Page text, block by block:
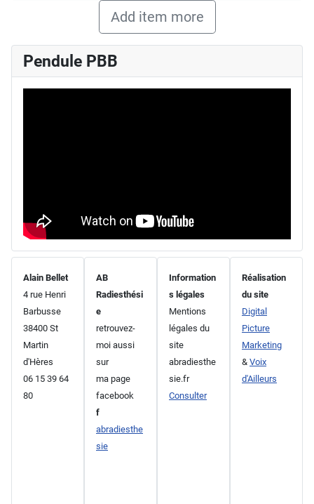
Add item more
Pendule PBB
Alain Bellet
4 rue Henri
Barbusse
38400 St
Martin
d'Hères
06 15 39 64
80
AB
Radiesthési
e
retrouvez-
moi aussi
sur
ma page
facebook
f
abradiesthe
sie
Information
s légales
Mentions
légales du
site
abradiesthe
sie.fr
Consulter
Réalisation
du site
Digital
Picture
Marketing
& Voix
d'Ailleurs